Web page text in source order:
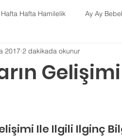
Hafta Hafta Hamilelik Ay Ay
Anne-Baba Eğitimi
Rehberlik Psikoloji Tercih
2017 2 dakikada okunur
Ile Ilgili Ilginç